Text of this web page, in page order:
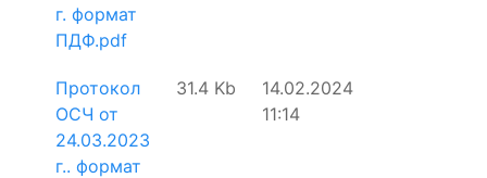
г. формат
ПДФ.pdf
Протокол
ОСЧ от
24.03.2023
г.. формат
31.4 Kb
14.02.2024
11:14